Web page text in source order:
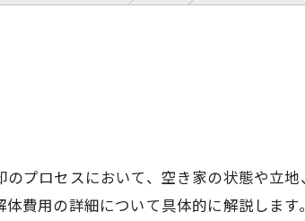
プロセスにおいて、空き家の状態や立地
費用の詳細について具体的に解説します